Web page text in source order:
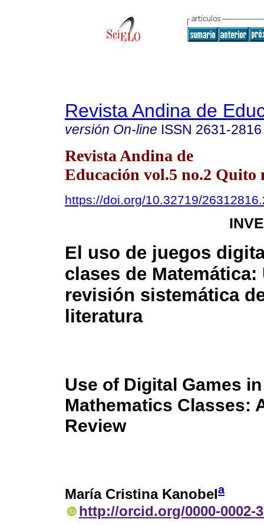
Revista Andina de
versión On-line ISSN 2631-2816
Revista Andina de
Educación vol.5 no.2 Quito
https://doi.org/10.32719/
El uso de juegos
clases de Matemática:
revisión sistemática
literatura
Use of Digital Games in
Mathematics Classes:
Review
María Cristina Kanobela
http://orcid.org/0000-0002-